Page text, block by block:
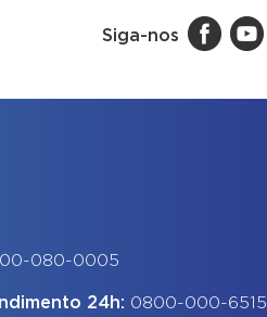
Siga-nos
080-0005
24h: 0800-000-6515